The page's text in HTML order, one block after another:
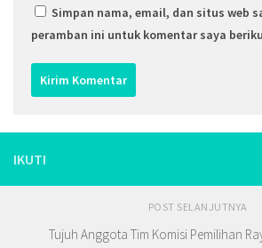
Simpan nama, email, dan situs web
peramban ini untuk komentar saya
IKUTI
POST SELANJUTNYA
Tujuh Anggota Tim Komisi Pemilihan